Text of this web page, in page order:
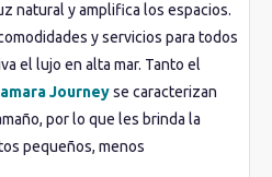
natural y amplifica los espacios.
y servicios para todos
el lujo en alta mar. Tanto el
Journeyse caracterizan
por lo que les brinda la
pequeños, menos